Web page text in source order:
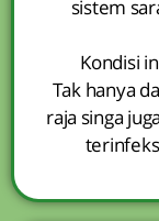
sistem
Kondisi
Tak hanya
raja singa